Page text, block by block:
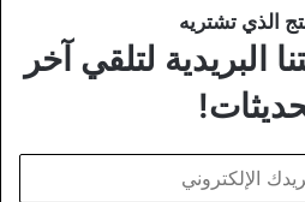
الذي تشتريه
البريدية لتلقي آخر